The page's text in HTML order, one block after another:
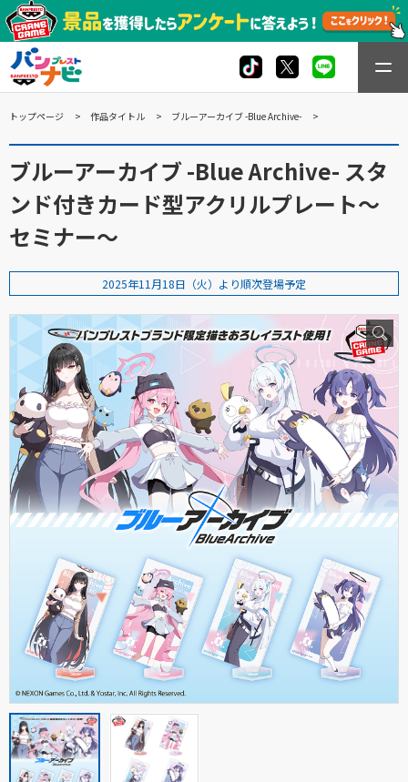
トップページ 作品タイトル ブルーアーカイブ -Blue Archive-
ブルーアーカイブ -Blue Archive- スタ
ンド付きカード型アクリルプレート～
セミナー～
2025年11月18日（火）より順次登場予定